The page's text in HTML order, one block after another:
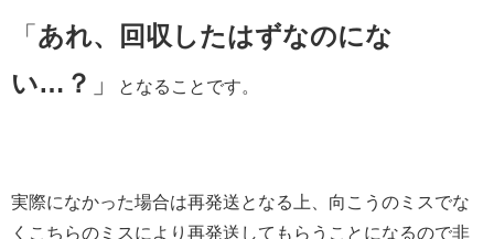
「あれ、回収したはずなのにな
い…？ 」 となることです。
実際になかった場合は再発送となる上、向こうのミスでな
くこちらのミスにより再発送してもらうことになるので非